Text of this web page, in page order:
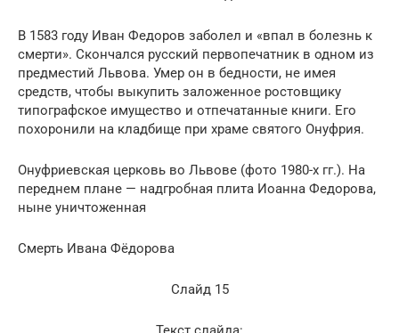
В 1583 году Иван Федоров заболел и «впал в болезнь к
смерти». Скончался русский первопечатник в одном из
предместий Львова. Умер он в бедности, не имея
средств, чтобы выкупить заложенное ростовщику
типографское имущество и отпечатанные книги. Его
похоронили на кладбище при храме святого Онуфрия.
Онуфриевская церковь во Львове (фото 1980-х гг.). На
переднем плане — надгробная плита Иоанна Федорова,
ныне уничтоженная
Смерть Ивана Фёдорова
Слайд 15